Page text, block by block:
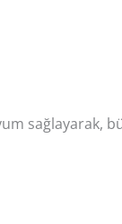
sağlayarak,